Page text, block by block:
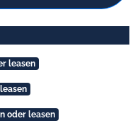
leasen
oder leasen